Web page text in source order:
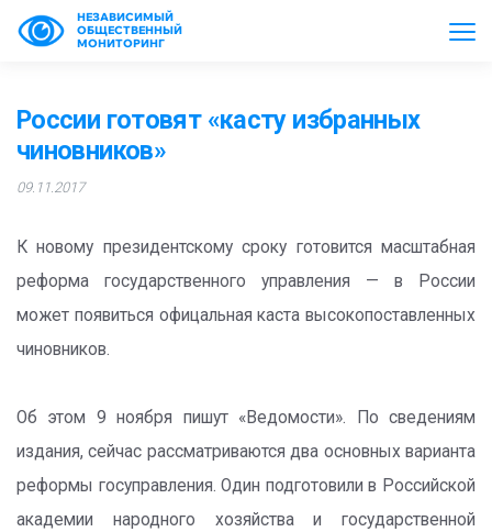
НЕЗАВИСИМЫЙ
ОБЩЕСТВЕННЫЙ
МОНИТОРИНГ
России готовят «касту избранных
чиновников»
09.11.2017
К новому президентскому сроку готовится масштабная
реформа государственного управления — в России
может появиться офицальная каста высокопоставленных
чиновников.
Об этом 9 ноября пишут «Ведомости». По сведениям
издания, сейчас рассматриваются два основных варианта
реформы госуправления. Один подготовили в Российской
академии народного хозяйства и государственной